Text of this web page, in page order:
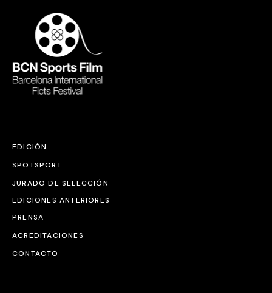
EDICIÓN
SPOTSPORT
JURADO DE SELECCIÓN
EDICIONES ANTERIORES
PRENSA
ACREDITACIONES
CONTACTO